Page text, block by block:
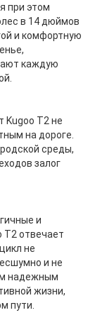
при этом
в 14 дюймов
и комфортную
каждую
Kugoo T2 не
на дороге.
среды,
залог
и
T2 отвечает
не
и не
надежным
жизни,
пути.